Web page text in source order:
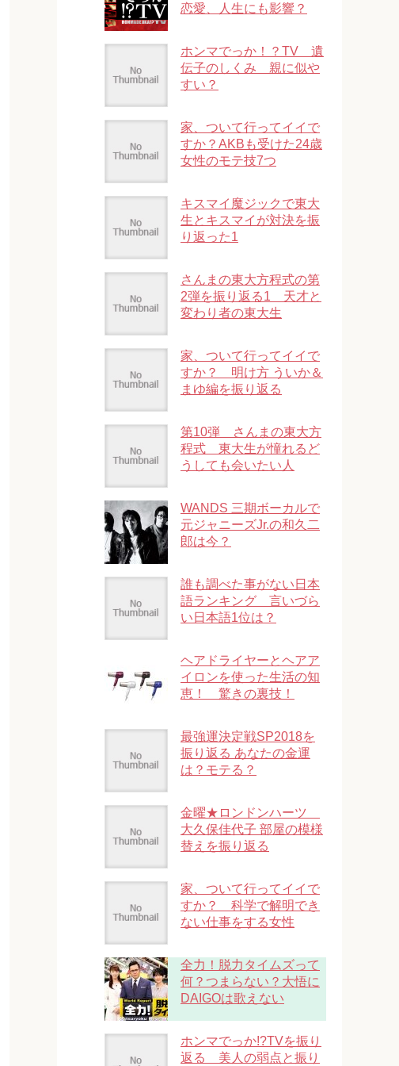
恋愛、人生にも影響？
ホンマでっか！？TV 遺
伝子のしくみ 親に似や
すい？
家、ついて行ってイイで
すか？AKBも受けた24歳
女性のモテ技7つ
キスマイ魔ジックで東大
生とキスマイが対決を振
り返った1
さんまの東大方程式の第
2弾を振り返る1 天才と
変わり者の東大生
家、ついて行ってイイで
すか？ 明け方 ういか＆
まゆ編を振り返る
第10弾 さんまの東大方
程式 東大生が憧れるど
うしても会いたい人
WANDS 三期ボーカルで
元ジャニーズJr.の和久二
郎は今？
誰も調べた事がない日本
語ランキング 言いづら
い日本語1位は？
ヘアドライヤーとヘアア
イロンを使った生活の知
恵！ 驚きの裏技！
最強運決定戦SP2018を
振り返る あなたの金運
は？モテる？
金曜★ロンドンハーツ
大久保佳代子 部屋の模様
替えを振り返る
家、ついて行ってイイで
すか？ 科学で解明でき
ない仕事をする女性
全力！脱力タイムズって
何？つまらない？大悟に
DAIGOは歌えない
ホンマでっか!?TVを振り
返る 美人の弱点と振り